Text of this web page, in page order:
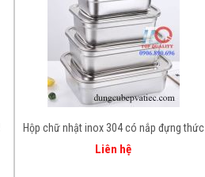
Hộp chữ nhật inox 304 có nắp đựng thức
ăn lưu trữ thực phẩm
Liên hệ